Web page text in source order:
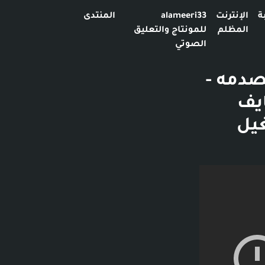
الإنترنت
المظلم
alameeri33
للمونتاج والتعليق
الصوتي
المنتدى
-
- تشغيل